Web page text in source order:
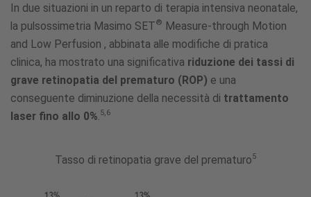
In due situazioni in un reparto di terapia intensiva neonatale,
la pulsossimetria Masimo SET® Measure-through Motion
and Low Perfusion , abbinata alle modifiche di pratica
clinica, ha mostrato una significativa riduzione dei tassi di
grave retinopatia del prematuro (ROP) e una
conseguente diminuzione della necessità di trattamento
laser fino allo 0%.5,6
Tasso di retinopatia grave del prematuro5